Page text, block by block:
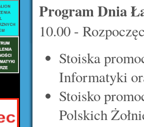
Program Dnia
10.00 -
Stoiska
Informatyki
Stoisko
Polskich